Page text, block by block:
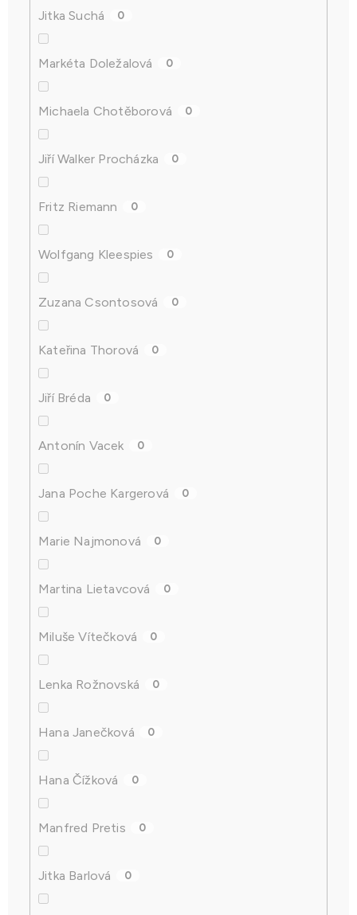
Jitka Suchá 0
Markéta Doležalová 0
Michaela Chotěborová 0
Jiří Walker Procházka 0
Fritz Riemann 0
Wolfgang Kleespies 0
Zuzana Csontosová 0
Kateřina Thorová 0
Jiří Bréda 0
Antonín Vacek 0
Jana Poche Kargerová 0
Marie Najmonová 0
Martina Lietavcová 0
Miluše Vítečková 0
Lenka Rožnovská 0
Hana Janečková 0
Hana Čížková 0
Manfred Pretis 0
Jitka Barlová 0